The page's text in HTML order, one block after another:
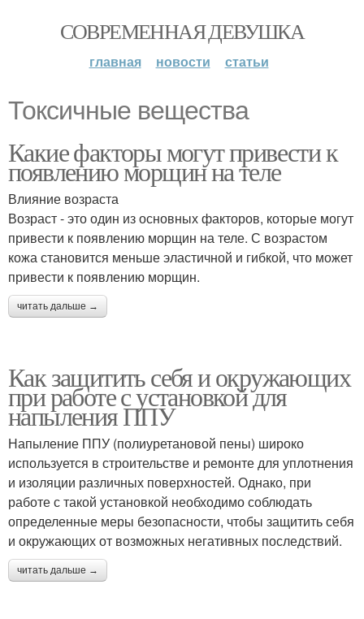
СОВРЕМЕННАЯ ДЕВУШКА
главная новости статьи
Токсичные вещества
Какие факторы могут привести к
появлению морщин на теле
Влияние возраста
Возраст - это один из основных факторов, которые могут
привести к появлению морщин на теле. С возрастом
кожа становится меньше эластичной и гибкой, что может
привести к появлению морщин.
читать дальше →
Как защитить себя и окружающих
при работе с установкой для
напыления ППУ
Напыление ППУ (полиуретановой пены) широко
используется в строительстве и ремонте для уплотнения
и изоляции различных поверхностей. Однако, при
работе с такой установкой необходимо соблюдать
определенные меры безопасности, чтобы защитить себя
и окружающих от возможных негативных последствий.
читать дальше →